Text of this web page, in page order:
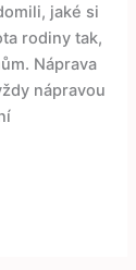
jaké si
rodiny tak,
Náprava
nápravou